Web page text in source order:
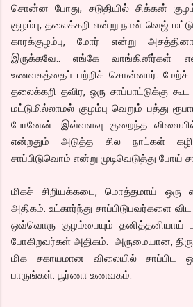
சொன்ன போது, சடுதியில் சிக்கன்
குழம்பு, தலைக்கறி என்று நான் வெஜ்
காரக்குழம்பு, மோர் என்று
இருக்கவே.. எங்கே வாங்கினீர்கள்
உணவகத்தைப் பற்றிச் சொன்னார்.
தலைக்கறி தவிர, ஒரு சாப்பாட்டுக்கு
மட்டுமில்லாமல் குழம்பு வெறும் பத்து
போனேன். இவ்வளவு குறைந்த
என்றதும் அடுத்த சில நாட்கள்
சாப்பிடுவொம் என்று முடிவெடுத்து போய்
மிகச் சிறியக்கடை, மொத்தமாய் ஒரு
அதிகம். உட்கார்ந்து சாப்பிடுபவர்களை
ஒவ்வொரு குழம்பையும் தனித்தனியாய்
போகிறவர்கள் அதிகம். அருமையான,
மிக சகாயமான விலையில் சாப்பிட
பாருங்கள். பூர்ணா உணவகம்.